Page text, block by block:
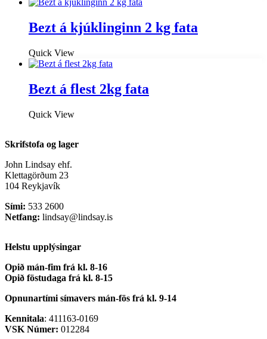
Bezt á kjúklinginn 2 kg fata
Quick View
Bezt á flest 2kg fata
Quick View
Skrifstofa og lager
John Lindsay ehf.
Klettagörðum 23
104 Reykjavík
Sími: 533 2600
Netfang: lindsay@lindsay.is
Helstu upplýsingar
Opið mán-fim frá kl. 8-16
Opið föstudaga frá kl. 8-15
Opnunartími símavers mán-fös frá kl. 9-14
Kennitala: 411163-0169
VSK Númer: 012284